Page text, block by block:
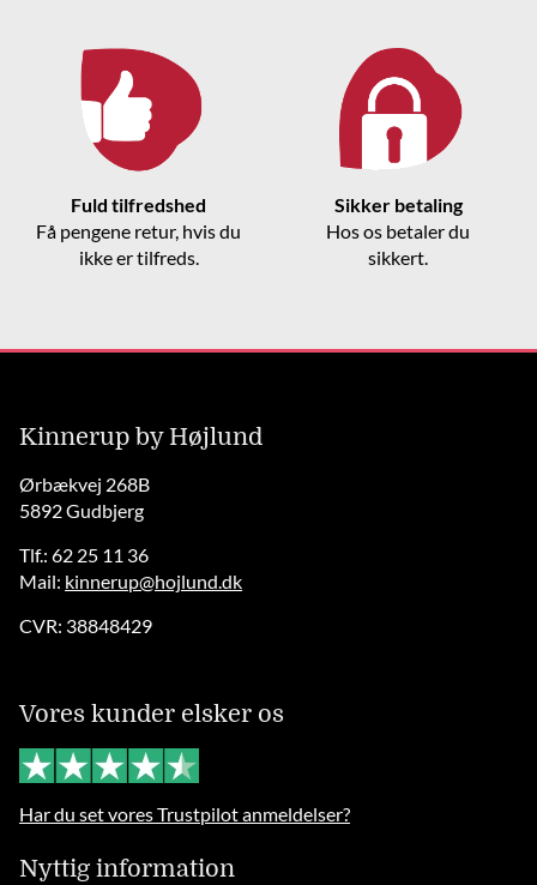
Fuld tilfredshed
Få pengene retur, hvis du
ikke er tilfreds.
Sikker betaling
Hos os betaler du
sikkert.
Kinnerup by Højlund
Ørbækvej 268B
5892 Gudbjerg
Tlf.: 62 25 11 36
Mail: kinnerup@hojlund.dk
CVR: 38848429
Vores kunder elsker os
Har du set vores Trustpilot anmeldelser?
Nyttig information